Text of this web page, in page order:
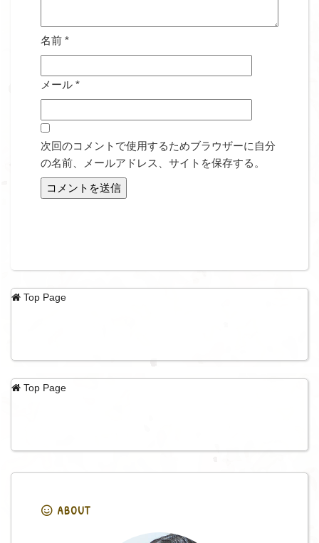
名前 *
メール *
次回のコメントで使用するためブラウザーに自分
の名前、メールアドレス、サイトを保存する。
Top Page
Top Page
ABOUT